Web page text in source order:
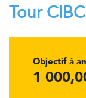
Tour
Objectif à
1